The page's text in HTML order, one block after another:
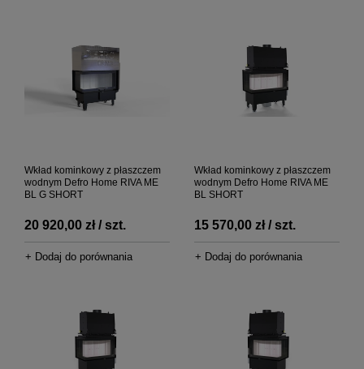
Wkład kominkowy z płaszczem
wodnym Defro Home RIVA ME
BL G SHORT
20 920,00 zł / szt.
+ Dodaj do porównania
Wkład kominkowy z płaszczem
wodnym Defro Home RIVA ME
BL SHORT
15 570,00 zł / szt.
+ Dodaj do porównania